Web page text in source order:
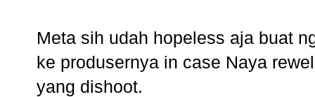
Meta sih udah hopeless aja buat
ke produsernya in case Naya
yang dishoot.